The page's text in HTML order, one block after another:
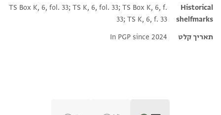
Historical
shelfmarks
TS Box K, 6, fol. 33; TS K, 6, fol. 33; TS Box K, 6, f.
33; TS K, 6, f. 33
תאריך קלט
In PGP since 2024